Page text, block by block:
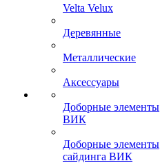
Velta Velux
Деревянные
Металлические
Аксессуары
Доборные элементы
ВИК
Доборные элементы
сайдинга ВИК